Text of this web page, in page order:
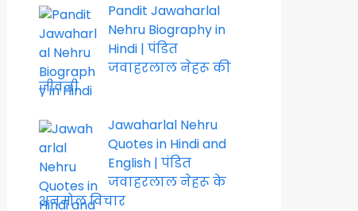
Pandit Jawaharlal
Nehru Biography in
Hindi | पंडित
जवाहरलाल नेहरू की
जीवनी
Jawaharlal Nehru
Quotes in Hindi and
English | पंडित
जवाहरलाल नेहरू के
अनमोल विचार